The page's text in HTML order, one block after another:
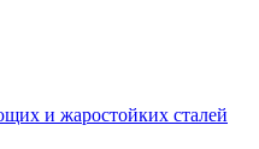
и жаростойких сталей